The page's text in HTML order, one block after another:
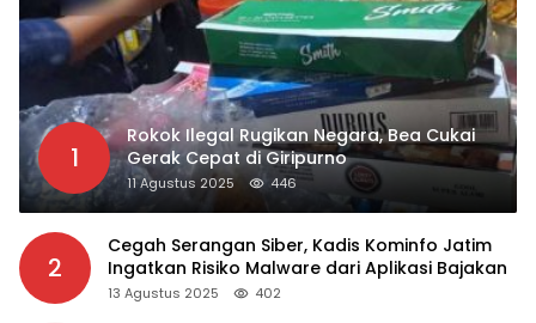
1
Rokok Ilegal Rugikan Negara, Bea Cukai
Gerak Cepat di Giripurno
11 Agustus 2025 446
2
Cegah Serangan Siber, Kadis Kominfo Jatim
Ingatkan Risiko Malware dari Aplikasi Bajakan
13 Agustus 2025 402